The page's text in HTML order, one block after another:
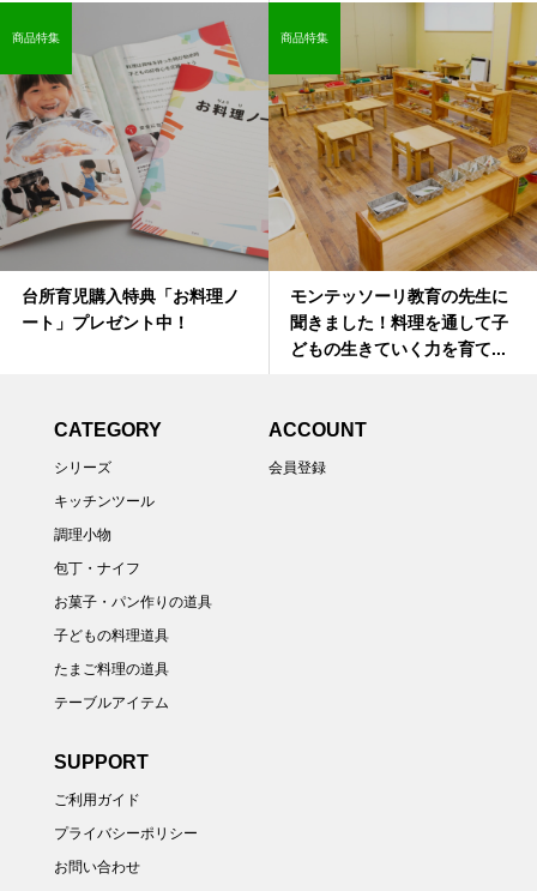
台所育児購入特典「お料理ノ
ート」プレゼント中！
商品特集
モンテッソーリ教育の先生に
聞きました！料理を通して子
どもの生きていく力を育て...
商品特集
CATEGORY
シリーズ
キッチンツール
調理小物
包丁・ナイフ
お菓子・パン作りの道具
子どもの料理道具
たまご料理の道具
テーブルアイテム
ACCOUNT
会員登録
SUPPORT
ご利用ガイド
プライバシーポリシー
お問い合わせ